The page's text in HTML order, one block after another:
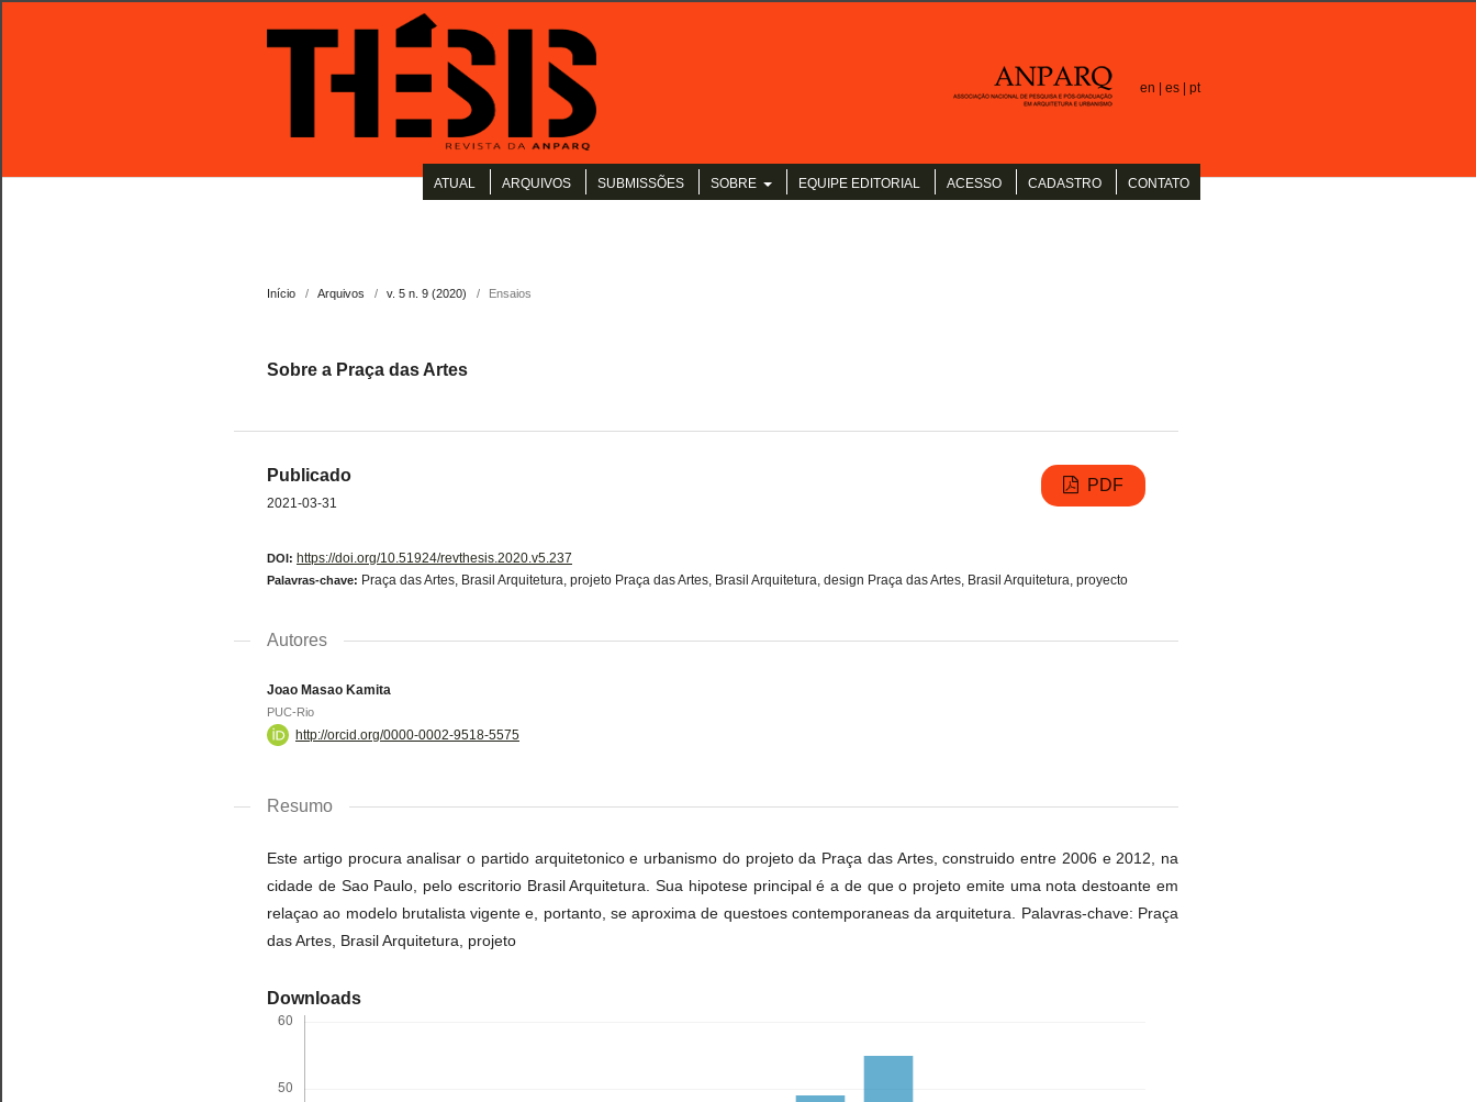
en | es | pt
ATUAL ARQUIVOS SUBMISSÕES SOBRE EQUIPE EDITORIAL ACESSO CADASTRO CONTATO
Início / Arquivos / v. 5 n. 9 (2020) / Ensaios
Sobre a Praça das Artes
Publicado
2021-03-31
PDF
DOI: https://doi.org/10.51924/revthesis.2020.v5.237
Palavras-chave: Praça das Artes, Brasil Arquitetura, projeto Praça das Artes, Brasil Arquitetura, design Praça das Artes, Brasil Arquitetura, proyecto
Autores
Joao Masao Kamita
PUC-Rio
http://orcid.org/0000-0002-9518-5575
Resumo
Este artigo procura analisar o partido arquitetonico e urbanismo do projeto da Praça das Artes, construido entre 2006 e 2012, na
cidade de Sao Paulo, pelo escritorio Brasil Arquitetura. Sua hipotese principal é a de que o projeto emite uma nota destoante em
relaçao ao modelo brutalista vigente e, portanto, se aproxima de questoes contemporaneas da arquitetura. Palavras-chave: Praça
das Artes, Brasil Arquitetura, projeto
Downloads